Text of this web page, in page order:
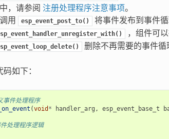
，请参阅 注册处理程序注意事项。
用
esp_event_post_to()
将事件发布到事件循
，组件可
删除不再需要的事件循
码如下：
件处理程序
(void * handler_arg , esp_event_base_t
处理程序逻辑